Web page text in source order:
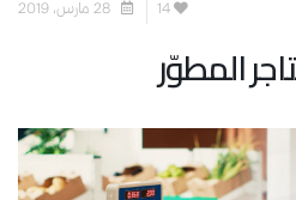
14
المطوّر